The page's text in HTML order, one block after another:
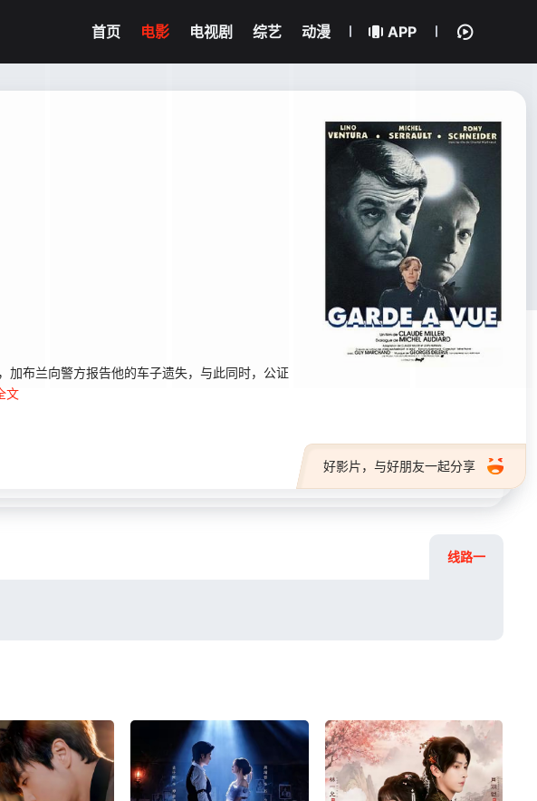
首页 电影 电视剧 综艺 动漫 APP
向警方报告他的车子遗失，与此同时，公证
文
好影片，与好朋友一起分享
线路一